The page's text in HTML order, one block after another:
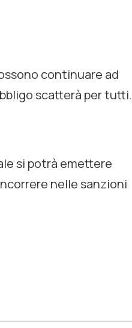
continuare ad
scatterà per tutti.
si potrà emettere
nelle sanzioni